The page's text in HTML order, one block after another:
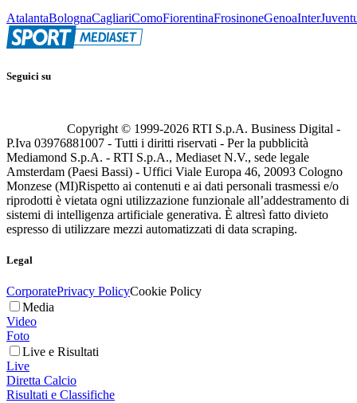
AtalantaBolognaCagliariComoFiorentinaFrosinoneGenoaInter
Seguici su
Copyright © 1999-2026 RTI S.p.A. Business Digital -
P.Iva 03976881007 - Tutti i diritti riservati - Per la pubblicità
Mediamond S.p.A. - RTI S.p.A., Mediaset N.V., sede legale
Amsterdam (Paesi Bassi) - Uffici Viale Europa 46, 20093 Cologno
Monzese (MI)Rispetto ai contenuti e ai dati personali trasmessi e/o
riprodotti è vietata ogni utilizzazione funzionale all’addestramento di
sistemi di intelligenza artificiale generativa. È altresì fatto divieto
espresso di utilizzare mezzi automatizzati di data scraping.
Legal
CorporatePrivacy PolicyCookie Policy
Media
Video
Foto
Live e Risultati
Live
Diretta Calcio
Risultati e Classifiche